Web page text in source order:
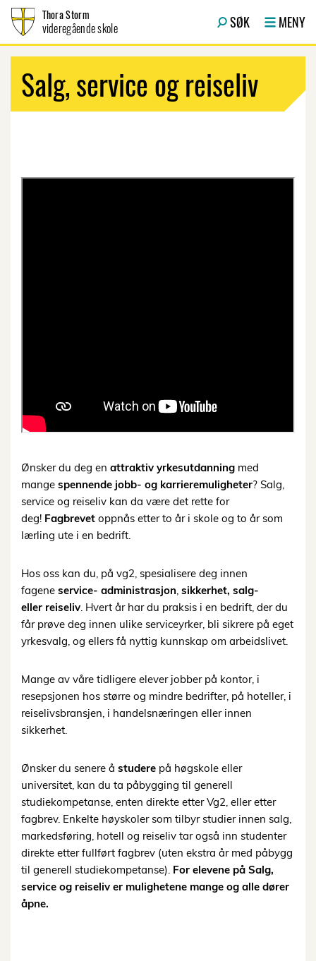
Thora Storm
videregående skole SØK MENY
Salg, service og reiseliv
Ønsker du deg en attraktiv yrkesutdanning med
mange spennende jobb- og karrieremuligheter? Salg,
service og reiseliv kan da være det rette for
deg! Fagbrevet oppnås etter to år i skole og to år som
lærling ute i en bedrift.
Hos oss kan du, på vg2, spesialisere deg innen
fagene service- administrasjon, sikkerhet, salg-
eller reiseliv. Hvert år har du praksis i en bedrift, der du
får prøve deg innen ulike serviceyrker, bli sikrere på eget
yrkesvalg, og ellers få nyttig kunnskap om arbeidslivet.
Mange av våre tidligere elever jobber på kontor, i
resepsjonen hos større og mindre bedrifter, på hoteller, i
reiselivsbransjen, i handelsnæringen eller innen
sikkerhet.
Ønsker du senere å studere på høgskole eller
universitet, kan du ta påbygging til generell
studiekompetanse, enten direkte etter Vg2, eller etter
fagbrev. Enkelte høyskoler som tilbyr studier innen salg,
markedsføring, hotell og reiseliv tar også inn studenter
direkte etter fullført fagbrev (uten ekstra år med påbygg
til generell studiekompetanse). For elevene på Salg,
service og reiseliv er mulighetene mange og alle dører
åpne.